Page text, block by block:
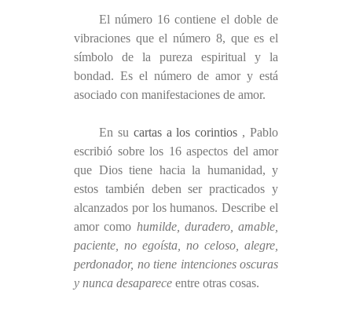
El número 16 contiene el doble de
vibraciones que el número 8, que es el
símbolo de la pureza espiritual y la
bondad. Es el número de amor y está
asociado con manifestaciones de amor.
En su cartas a los corintios , Pablo
escribió sobre los 16 aspectos del amor
que Dios tiene hacia la humanidad, y
estos también deben ser practicados y
alcanzados por los humanos. Describe el
amor como humilde, duradero, amable,
paciente, no egoísta, no celoso, alegre,
perdonador, no tiene intenciones oscuras
y nunca desaparece entre otras cosas.